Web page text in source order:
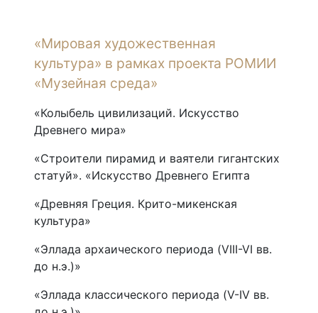
«Мировая художественная
культура» в рамках проекта РОМИИ
«Музейная среда»
«Колыбель цивилизаций. Искусство
Древнего мира»
«Строители пирамид и ваятели гигантских
статуй». «Искусство Древнего Египта
«Древняя Греция. Крито-микенская
культура»
«Эллада архаического периода (VIII-VI вв.
до н.э.)»
«Эллада классического периода (V-IV вв.